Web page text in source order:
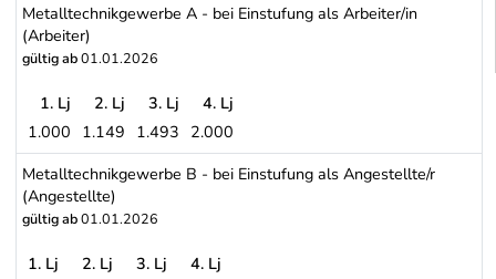
Metalltechnikgewerbe A - bei Einstufung als Arbeiter/in
(Arbeiter)
gültig ab01.01.2026
Metalltechnikgewerbe A - bei Einstufung als Arbeiter/in (Arbeiter)
1. Lj 2. Lj 3. Lj
4. Lj
1.000 1.149 1.493 2.000
Metalltechnikgewerbe B - bei Einstufung als Angestellte/r
(Angestellte)
gültig ab01.01.2026
1. Lj 2. Lj 3. Lj
4. Lj